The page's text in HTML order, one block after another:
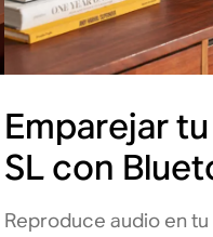
Emparejar
SL con
Reproduce audio en